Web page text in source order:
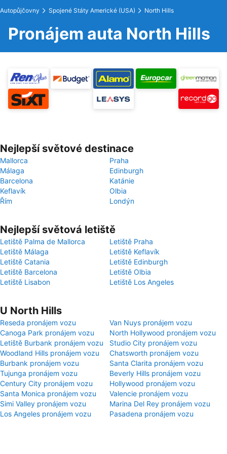
Autopůjčovny Spojené Státy Americké (USA) North Hills
Pronájem auta North Hills
Nejlepší světové destinace
Mallorca
Praha
Málaga
Edinburgh
Barcelona
Katánie
Keflavík
Olbia
Řím
Londýn
Nejlepší světová letiště
Letiště Palma de Mallorca
Letiště Praha
Letiště Málaga
Letiště Keflavík
Letiště Catania
Letiště Edinburgh
Letiště Barcelona
Letiště Olbia
Letiště Lisabon
Letiště Los Angeles
U North Hills
Reseda pronájem vozu
Van Nuys pronájem vozu
Canoga Park pronájem vozu
North Hollywood pronájem vozu
Letiště Burbank pronájem vozu
Studio City pronájem vozu
Woodland Hills pronájem vozu
Chatsworth pronájem vozu
Burbank pronájem vozu
Santa Clarita pronájem vozu
Tujunga pronájem vozu
Beverly Hills pronájem vozu
Century City pronájem vozu
Hollywood pronájem vozu
Santa Monica pronájem vozu
Valencie pronájem vozu
Simi Valley pronájem vozu
Marina Del Rey pronájem vozu
Los Angeles pronájem vozu
Pasadena pronájem vozu